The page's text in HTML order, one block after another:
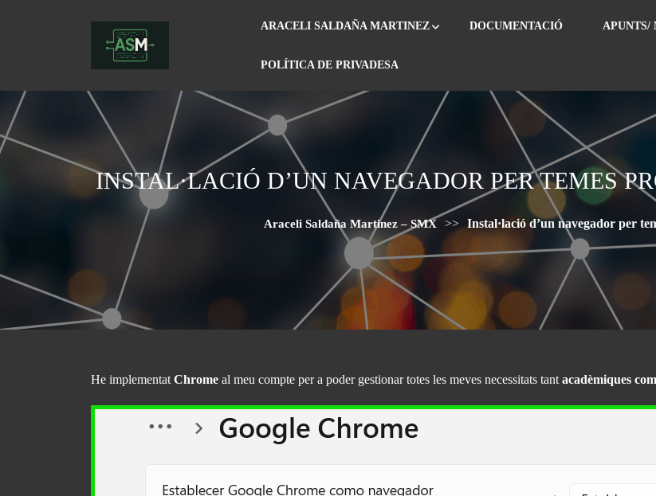
ARACELI SALDAÑA MARTINEZ DOCUMENTACIÓ APUNTS/
POLÍTICA DE PRIVADESA
INSTAL·LACIÓ D’UN NAVEGADOR PER TEMES
Araceli Saldaña Martinez – SMX >> Instal·lació d’un navegador per
He implementat Chrome al meu compte per a poder gestionar totes les meves necessitats tant acadèmiques